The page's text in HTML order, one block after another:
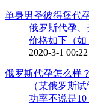
单身男圣彼得堡代
俄罗斯代孕
价格如下（如
2020-3-1 00:22
俄罗斯代孕怎么样
（某俄罗斯
功率不说是10